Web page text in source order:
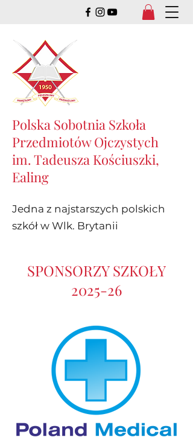
Polska Sobotnia Szkoła
Przedmiotów Ojczystych
im. Tadeusza Kościuszki,
Ealing
Jedna z najstarszych polskich
szkół w Wlk. Brytanii
SPONSORZY SZKOŁY
2025-26